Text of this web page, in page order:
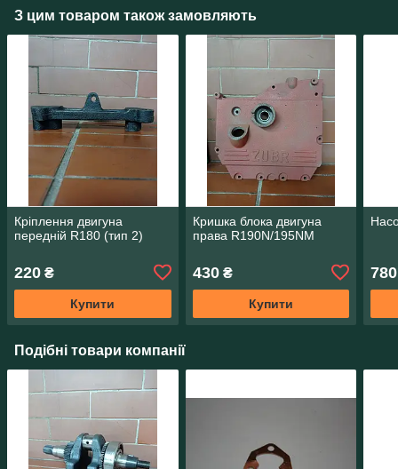
З цим товаром також замовляють
Кріплення двигуна
передній R180 (тип 2)
220 ₴
Купити
Кришка блока двигуна
права R190N/195NM
430₴
Купити
780
Подібні товари компанії